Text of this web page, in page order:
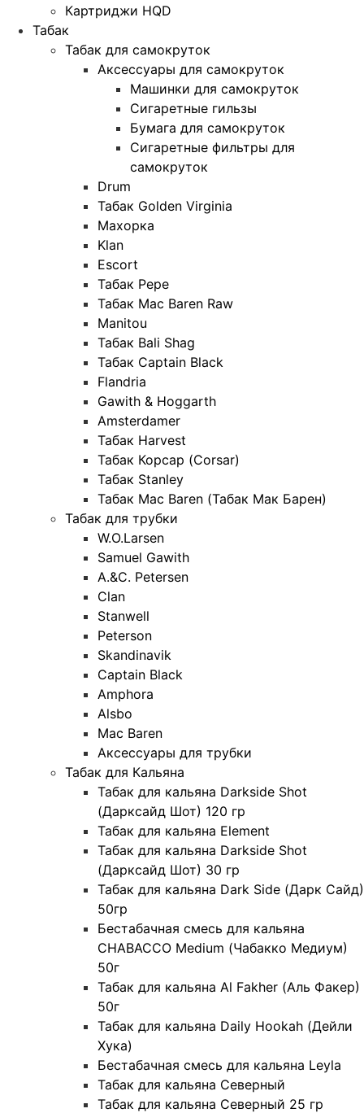
Картриджи HQD
Табак
Табак для самокруток
Аксессуары для самокруток
Машинки для самокруток
Сигаретные гильзы
Бумага для самокруток
Сигаретные фильтры для
самокруток
Drum
Табак Golden Virginia
Махорка
Klan
Escort
Табак Pepe
Табак Mac Baren Raw
Manitou
Табак Bali Shag
Табак Captain Black
Flandria
Gawith & Hoggarth
Amsterdamer
Табак Harvest
Табак Корсар (Corsar)
Табак Stanley
Табак Mac Baren (Табак Мак Барен)
Табак для трубки
W.O.Larsen
Samuel Gawith
A.&C. Petersen
Clan
Stanwell
Peterson
Skandinavik
Captain Black
Amphora
Alsbo
Mac Baren
Аксессуары для трубки
Табак для Кальяна
Табак для кальяна Darkside Shot
(Дарксайд Шот) 120 гр
Табак для кальяна Element
Табак для кальяна Darkside Shot
(Дарксайд Шот) 30 гр
Табак для кальяна Dark Side (Дарк Сайд)
50гр
Бестабачная смесь для кальяна
CHABACCO Medium (Чабакко Медиум)
50г
Табак для кальяна Al Fakher (Аль Факер)
50г
Табак для кальяна Daily Hookah (Дейли
Хука)
Бестабачная смесь для кальяна Leyla
Табак для кальяна Северный
Табак для кальяна Северный 25 гр